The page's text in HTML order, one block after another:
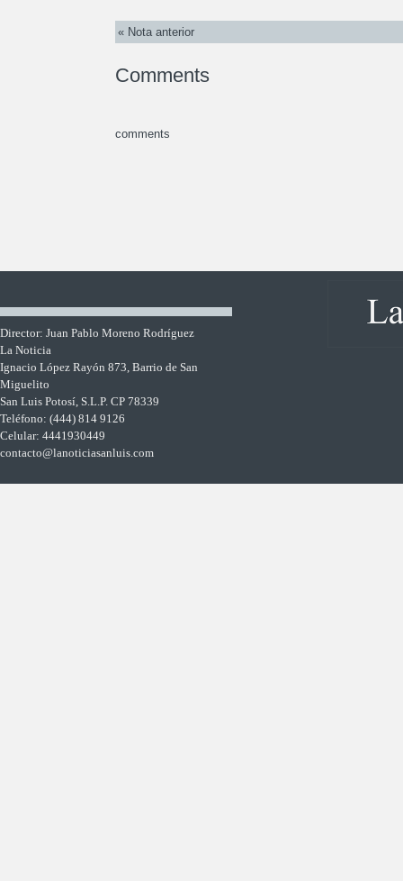
« Nota anterior
Comments
comments
Director: Juan Pablo Moreno Rodríguez
La Noticia
Ignacio López Rayón 873, Barrio de San
Miguelito
San Luis Potosí, S.L.P. CP 78339
Teléfono: (444) 814 9126
Celular: 4441930449
contacto@lanoticiasanluis.com